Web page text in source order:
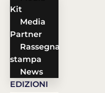
Kit
Media
Partner
Rassegna
stampa
News
EDIZIONI